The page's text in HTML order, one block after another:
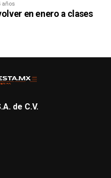
años
en enero a clases
de C.V.